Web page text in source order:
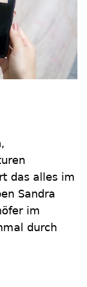
das alles im
Sandra
im
durch